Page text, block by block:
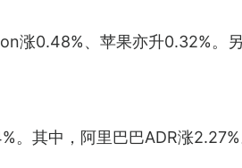
涨0.48%、苹果亦升0.32%。另
。其中，阿里巴巴ADR涨2.27%